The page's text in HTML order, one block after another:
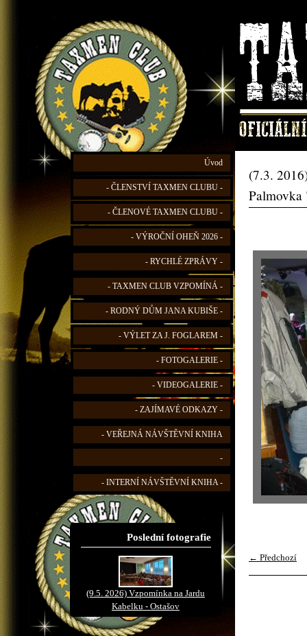
Úvod
- ČLENSTVÍ TAXMEN CLUBU -
- ČLENOVÉ TAXMEN CLUBU -
- VÝROČNÍ OHEŇ 2026 -
- RYCHLÉ ZPRÁVY -
- TAXMEN CLUB VZPOMÍNÁ -
- RODNÝ DŮM JANA KUBIŠE -
- VÝLET ZA J. FOGLAREM -
- FOTOGALERIE -
- VIDEOGALERIE -
- ZAJÍMAVÉ ODKAZY -
- VEŘEJNÁ NÁVŠTĚVNÍ KNIHA
-
- INTERNÍ NÁVŠTĚVNÍ KNIHA -
Poslední fotografie
(9.5. 2026) Vzpomínka na Jardu
Kabelku - Ostašov
(7.3.
← Předchozí